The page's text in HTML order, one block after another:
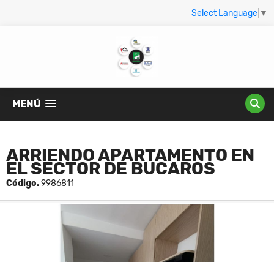
Select Language ▼
MENÚ
ARRIENDO APARTAMENTO EN
EL SECTOR DE BUCAROS
Código.9986811